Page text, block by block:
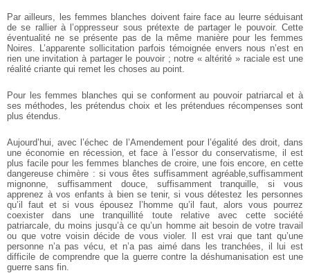
Par ailleurs, les femmes blanches doivent faire face au leurre séduisant
de se rallier à l’oppresseur sous prétexte de partager le pouvoir. Cette
éventualité ne se présente pas de la même manière pour les femmes
Noires. L’apparente sollicitation parfois témoignée envers nous n’est en
rien une invitation à partager le pouvoir ; notre « altérité » raciale est une
réalité criante qui remet les choses au point.
Pour les femmes blanches qui se conforment au pouvoir patriarcal et à
ses méthodes, les prétendus choix et les prétendues récompenses sont
plus étendus.
Aujourd’hui, avec l’échec de l’Amendement pour l’égalité des droit, dans
une économie en récession, et face à l’essor du conservatisme, il est
plus facile pour les femmes blanches de croire, une fois encore, en cette
dangereuse chimère : si vous êtes suffisamment agréable,suffisamment
mignonne, suffisamment douce, suffisamment tranquille, si vous
apprenez à vos enfants à bien se tenir, si vous détestez les personnes
qu’il faut et si vous épousez l’homme qu’il faut, alors vous pourrez
coexister dans une tranquillité toute relative avec cette société
patriarcale, du moins jusqu’à ce qu’un homme ait besoin de votre travail
ou que votre voisin décide de vous violer. Il est vrai que tant qu’une
personne n’a pas vécu, et n’a pas aimé dans les tranchées, il lui est
difficile de comprendre que la guerre contre la déshumanisation est une
guerre sans fin.